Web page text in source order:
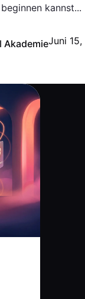
kannst...
AkademieJuni